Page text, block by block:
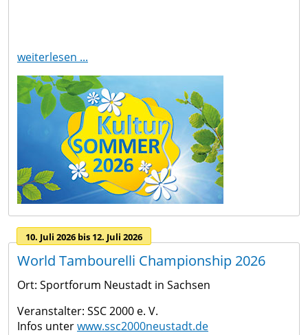
Erinnerungsstätten
Sportstätten
Radfahren &
Wandern
Freibäder
Mariba
Freizeitwelt
Wintersport
Vereine
Immobilien
Zum
Thema
Windenergie
Förderprogramme
Städtebauförderung
LEADER
Brücken
in
die
Zukunft
Gewässer
weiterlesen ...
10. Juli 2026 bis 12. Juli 2026
World Tambourelli Championship 2026
Ort: Sportforum Neustadt in Sachsen
Veranstalter: SSC 2000 e. V.
Infos unterwww.ssc2000neustadt.de